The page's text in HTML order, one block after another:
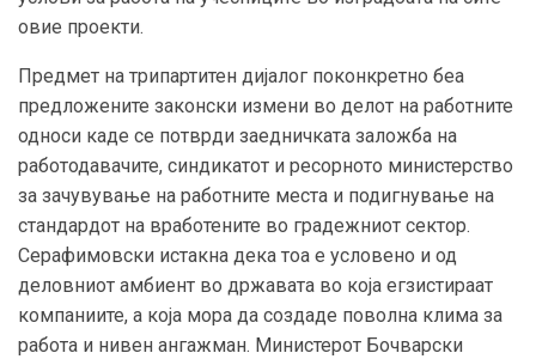
овие проекти.
Предмет на трипартитен дијалог поконкретно беа
предложените законски измени во делот на работните
односи каде се потврди заедничката заложба на
работодавачите, синдикатот и ресорното министерство
за зачувување на работните места и подигнување на
стандардот на вработените во градежниот сектор.
Серафимовски истакна дека тоа е условено и од
деловниот амбиент во државата во која егзистираат
компаниите, а која мора да создаде поволна клима за
работа и нивен ангажман. Министерот Бочварски